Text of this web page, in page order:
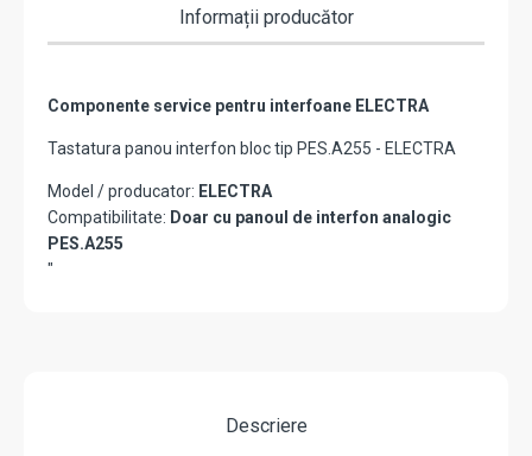
Informații producător
Componente service pentru interfoane ELECTRA
Tastatura panou interfon bloc tip PES.A255 - ELECTRA
Model / producator: ELECTRA
Compatibilitate: Doar cu panoul de interfon analogic
PES.A255
"
Descriere